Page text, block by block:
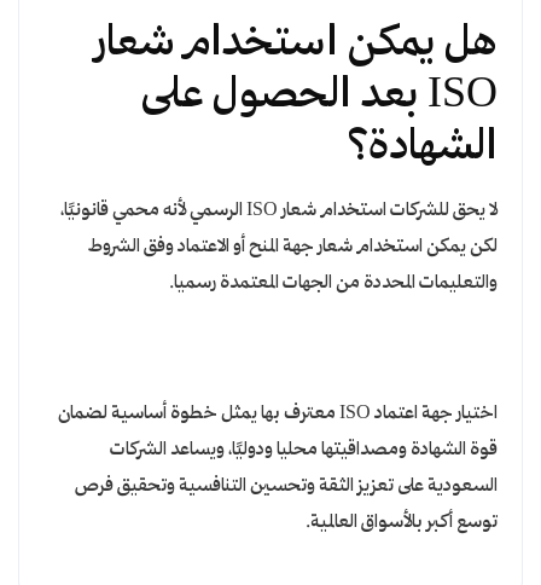
هل يمكن استخدام شعار
ISO بعد الحصول على
الشهادة؟
لا يحق للشركات استخدام شعار ISO الرسمي لأنه محمي قانونيًا،
لكن يمكن استخدام شعار جهة المنح أو الاعتماد وفق الشروط
والتعليمات المحددة من الجهات المعتمدة رسميا.
اختيار جهة اعتماد ISO معترف بها يمثل خطوة أساسية لضمان
قوة الشهادة ومصداقيتها محليا ودوليًا، ويساعد الشركات
السعودية على تعزيز الثقة وتحسين التنافسية وتحقيق فرص
توسع أكبر بالأسواق العالمية.